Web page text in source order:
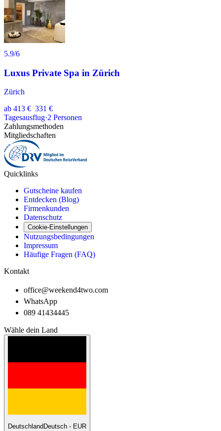
5.9/6
Luxus Private Spa in Zürich
Zürich
ab 413 € 331 €
Tagesausflug·2 Personen
Zahlungsmethoden
Mitgliedschaften
Quicklinks
Gutscheine kaufen
Entdecken (Blog)
Firmenkunden
Datenschutz
Cookie-Einstellungen
Nutzungsbedingungen
Impressum
Häufige Fragen (FAQ)
Kontakt
office@weekend4two.com
WhatsApp
089 41434445
Wähle dein Land
Deutschland Deutsch - EUR